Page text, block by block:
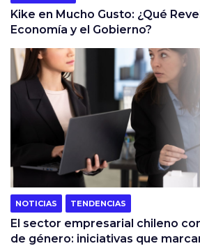
Kike en Mucho Gusto: ¿Qué
Economía y el Gobierno?
NOTICIAS TENDENCIAS
El sector empresarial chileno
de género: iniciativas que